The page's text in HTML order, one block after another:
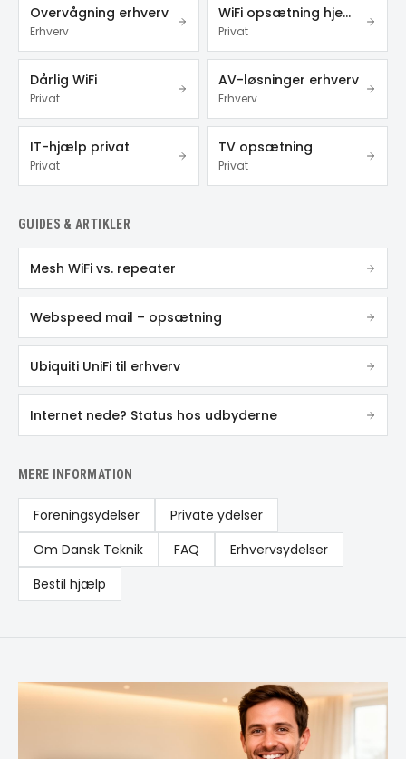
Overvågning erhverv
Erhverv
WiFi opsætning hjemme
Privat
Dårlig WiFi
Privat
AV-løsninger erhverv
Erhverv
IT-hjælp privat
Privat
TV opsætning
Privat
GUIDES & ARTIKLER
Mesh WiFi vs. repeater
Webspeed mail – opsætning
Ubiquiti UniFi til erhverv
Internet nede? Status hos udbyderne
MERE INFORMATION
Foreningsydelser
Private ydelser
Om Dansk Teknik
FAQ
Erhvervsydelser
Bestil hjælp